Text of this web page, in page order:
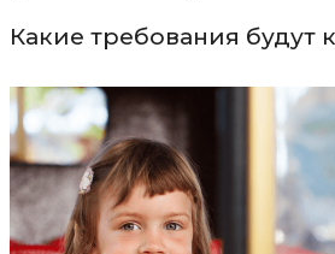
Какие требования будут